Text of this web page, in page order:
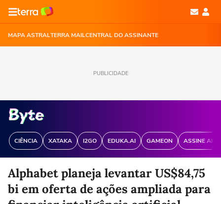
MAPA ASTRALTERRA MAILCENTRAL DO ASSINANTE
PUBLICIDADE
CIÊNCIA XATAKA I2GO EDUKA.AI GAMEON ASSINE
Alphabet planeja levantar US$84,75
bi em oferta de ações ampliada para